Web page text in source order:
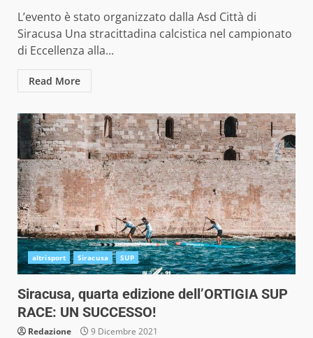
L’evento è stato organizzato dalla Asd Città di
Siracusa Una stracittadina calcistica nel campionato
di Eccellenza alla...
Read More
altrisport Siracusa SUP
Siracusa, quarta edizione dell’ORTIGIA SUP
RACE: UN SUCCESSO!
Redazione 9 Dicembre 2021